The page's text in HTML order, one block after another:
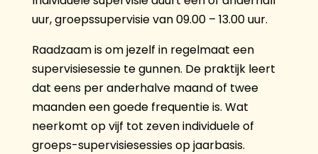
uur, groepssupervisie van 09.00 – 13.00 uur.
Raadzaam is om jezelf in regelmaat een
supervisiesessie te gunnen. De praktijk leert
dat eens per anderhalve maand of twee
maanden een goede frequentie is. Wat
neerkomt op vijf tot zeven individuele of
groeps-supervisiesessies op jaarbasis.